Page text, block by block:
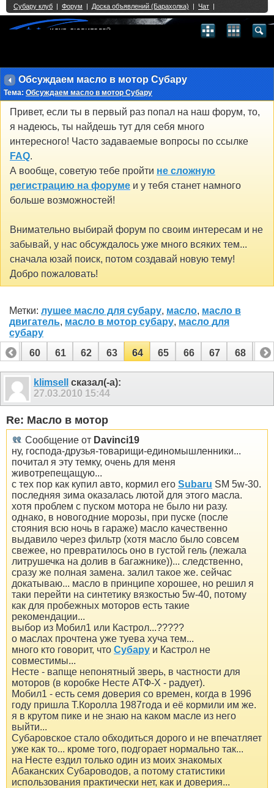
Обсуждаем масло в мотор Субару
Тема: Обсуждаем масло в мотор Субару
Привет, если ты в первый раз попал на наш форум, то,
я надеюсь, ты найдешь тут для себя много
интересного! Часто задаваемые вопросы по ссылке
FAQ.
А вообще, советую тебе пройти не сложную
регистрацию на форуме и у тебя станет намного
больше возможностей!
Внимательно выбирай форум по своим интересам и не
забывай, у нас обсуждалось уже много всяких тем...
сначала юзай поиск, потом создавай новую тему!
Добро пожаловать!
Метки: лушее масло для субару, масло, масло в
двигатель, масло в мотор субару, масло для
субару
59
60 61 62 63 64 65 66 67 68 69
79 80
klimsell
сказал(-а):
27.03.2010 15:44
Re: Масло в мотор
Сообщение от Davinci19
ну, господа-друзья-товарищи-единомышленники...
почитал я эту темку, очень для меня
животрепещащую...
с тех пор как купил авто, кормил его Subaru SM 5w-30.
последняя зима оказалась лютой для этого масла.
хотя проблем с пуском мотора не было ни разу.
однако, в новогодние морозы, при пуске (после
стояния всю ночь в гараже) масло качественно
выдавило через фильтр (хотя масло было совсем
свежее, но превратилось оно в густой гель (лежала
литрушечка на долив в багажнике))... следственно,
сразу же полная замена. залил такое же. сейчас
докатываю... масло в принципе хорошее, но решил я
таки перейти на синтетику вязкостью 5w-40, потому
как для пробежных моторов есть такие
рекомендации...
выбор из Мобил1 или Кастрол...?????
о маслах прочтена уже туева хуча тем...
много кто говорит, что Субару и Кастрол не
совместимы...
Несте - вапще непонятный зверь, в частности для
моторов (в коробке Несте АТФ-Х - радует).
Мобил1 - есть семя доверия со времен, когда в 1996
году пришла Т.Королла 1987года и её кормили им же.
я в крутом пике и не знаю на каком масле из него
выйти...
Субаровское стало обходиться дорого и не впечатляет
уже как то... кроме того, подгорает нормально так...
на Несте ездил только один из моих знакомых
Абаканских Субароводов, а потому статистики
использования практически нет, как и доверия...
Single Sign On provided byvBSSO
2 3 4 5 6 7 8 9 10 11 12 13 14 15 16 17 18 21 22 23 24 25 26
40 41 42 43